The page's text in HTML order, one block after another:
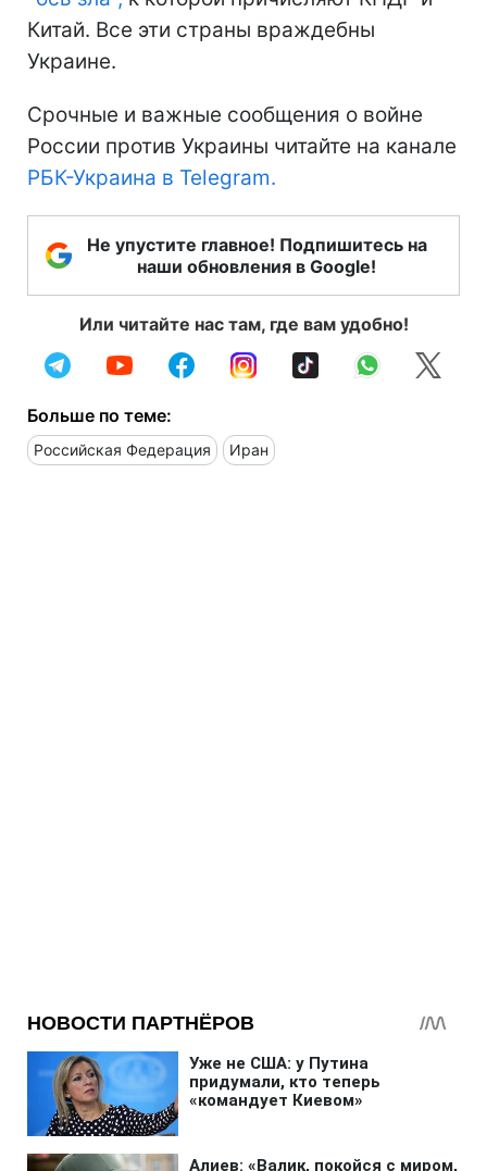
Китай. Все эти страны враждебны
Украине.
Срочные и важные сообщения о войне
России против Украины читайте на канале
РБК-Украина в Telegram.
Не упустите главное! Подпишитесь на
наши обновления в Google!
Или читайте нас там, где вам удобно!
Больше по теме:
Российская Федерация Иран